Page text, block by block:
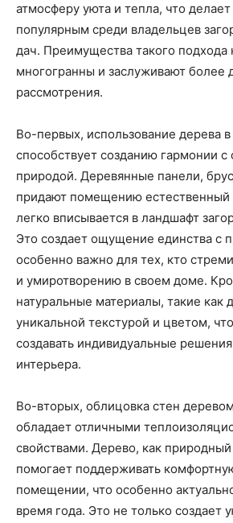
атмосферу уюта и тепла, что
популярным среди владельцев
дач. Преимущества такого подхода
многогранны и заслуживают более
рассмотрения.
Во-первых, использование дерева
способствует созданию гармонии
природой. Деревянные панели,
придают помещению естественный
легко вписывается в ландшафт
Это создает ощущение единства с
особенно важно для тех, кто
и умиротворению в своем доме.
натуральные материалы, такие как
уникальной текстурой и цветом,
создавать индивидуальные
интерьера.
Во-вторых, облицовка стен
обладает отличными
свойствами. Дерево, как природный
помогает поддерживать
помещении, что особенно
время года. Это не только создает